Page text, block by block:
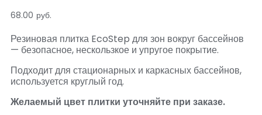
68.00 руб.
Резиновая плитка EcoStep для зон вокруг бассейнов
— безопасное, нескользкое и упругое покрытие.
Подходит для стационарных и каркасных бассейнов,
используется круглый год.
Желаемый цвет плитки уточняйте при заказе.